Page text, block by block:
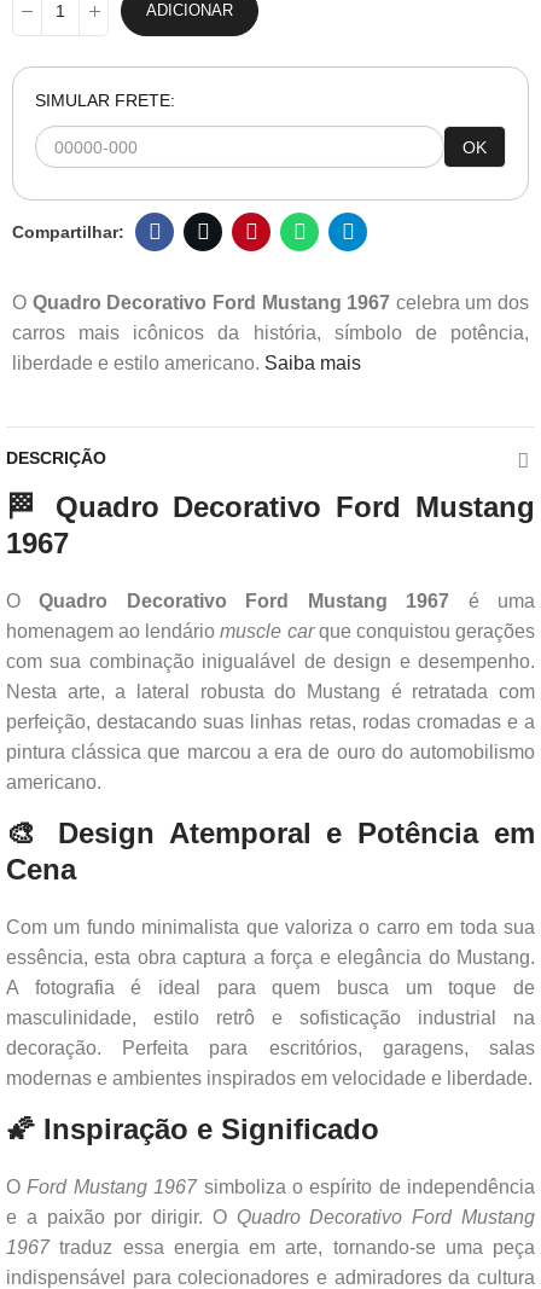
ADICIONAR
SIMULAR FRETE:
OK
O Quadro Decorativo Ford Mustang 1967 celebra um dos
carros mais icônicos da história, símbolo de potência,
liberdade e estilo americano. Saiba mais
DESCRIÇÃO
🏁 Quadro Decorativo Ford Mustang
1967
OQuadro Decorativo Ford Mustang 1967 é uma
homenagem ao lendáriomuscle carque conquistou gerações
com sua combinação inigualável de design e desempenho.
Nesta arte, a lateral robusta do Mustang é retratada com
perfeição, destacando suas linhas retas, rodas cromadas e a
pintura clássica que marcou a era de ouro do automobilismo
americano.
🎨 Design Atemporal e Potência em
Cena
Com um fundo minimalista que valoriza o carro em toda sua
essência, esta obra captura a força e elegância do Mustang.
A fotografia é ideal para quem busca um toque de
masculinidade, estilo retrô e sofisticação industrial na
decoração. Perfeita para escritórios, garagens, salas
modernas e ambientes inspirados em velocidade e liberdade.
🌠 Inspiração e Significado
OFord Mustang 1967simboliza o espírito de independência
e a paixão por dirigir. O Quadro Decorativo Ford Mustang
1967traduz essa energia em arte, tornando-se uma peça
indispensável para colecionadores e admiradores da cultura